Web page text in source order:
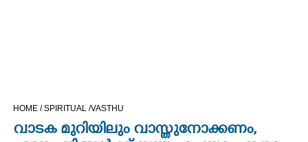
HOME /SPIRITUAL /VASTHU
വാടക മുറിയിലും വാസ്തുനോക്കണം,